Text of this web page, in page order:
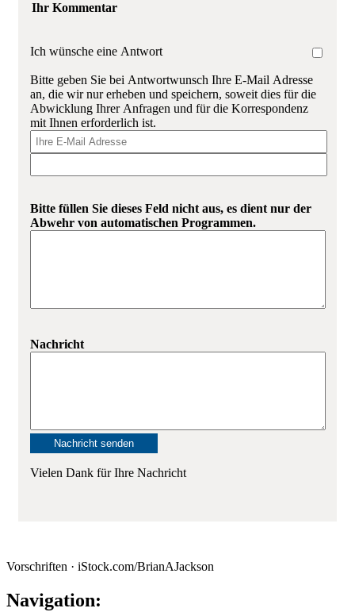
Ihr Kommentar
Ich wünsche eine Antwort
Bitte geben Sie bei Antwortwunsch Ihre E-Mail Adresse
an, die wir nur erheben und speichern, soweit dies für die
Abwicklung Ihrer Anfragen und für die Korrespondenz
mit Ihnen erforderlich ist.
Bitte füllen Sie dieses Feld nicht aus, es dient nur der
Abwehr von automatischen Programmen.
Nachricht
Vielen Dank für Ihre Nachricht
Vorschriften · iStock.com/BrianAJackson
Navigation: